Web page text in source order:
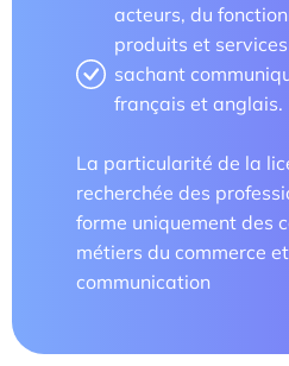
acteurs, du
produits et
sachant
français et anglais.
La particularité de la
recherchée des
forme uniquement des
métiers du commerce
communication